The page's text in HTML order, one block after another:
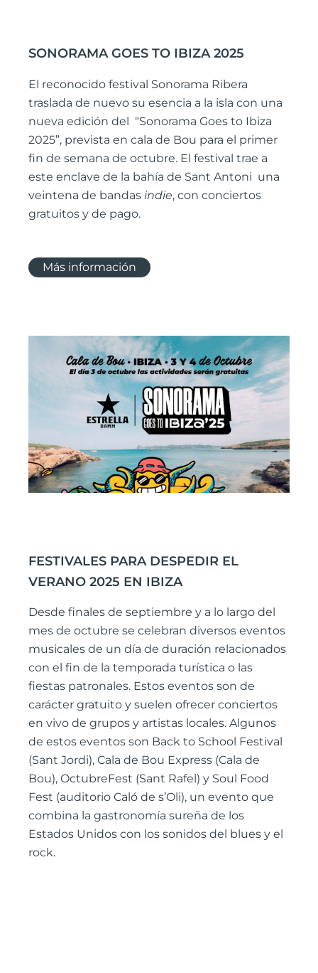
SONORAMA GOES TO IBIZA 2025
El reconocido festival Sonorama Ribera
traslada de nuevo su esencia a la isla con una
nueva edición del “Sonorama Goes to Ibiza
2025”, prevista en cala de Bou para el primer
fin de semana de octubre. El festival trae a
este enclave de la bahía de Sant Antoni una
veintena de bandas indie, con conciertos
gratuitos y de pago.
Más información
FESTIVALES PARA DESPEDIR EL
VERANO 2025 EN IBIZA
Desde finales de septiembre y a lo largo del
mes de octubre se celebran diversos eventos
musicales de un día de duración relacionados
con el fin de la temporada turística o las
fiestas patronales. Estos eventos son de
carácter gratuito y suelen ofrecer conciertos
en vivo de grupos y artistas locales. Algunos
de estos eventos son Back to School Festival
(Sant Jordi), Cala de Bou Express (Cala de
Bou), OctubreFest (Sant Rafel) y Soul Food
Fest (auditorio Caló de s’Oli), un evento que
combina la gastronomía sureña de los
Estados Unidos con los sonidos del blues y el
rock.